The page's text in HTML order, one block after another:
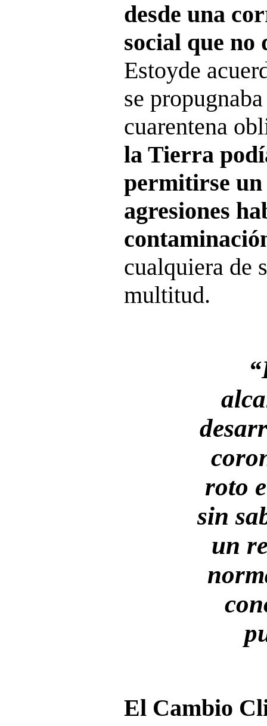
desde una
social que no
Estoyde
se
cuarentena
la Tierra
permitirse un
agresiones
cualquiera de
multitud.
roto
sin
un
El Cambio